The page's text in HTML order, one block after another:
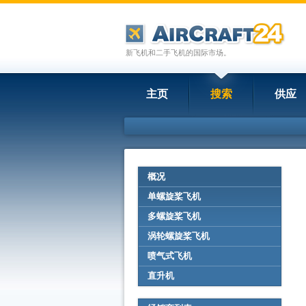
新飞机和二手飞机的国际市场。
主页 搜索 供应
概况
单螺旋桨飞机
多螺旋桨飞机
涡轮螺旋桨飞机
喷气式飞机
直升机